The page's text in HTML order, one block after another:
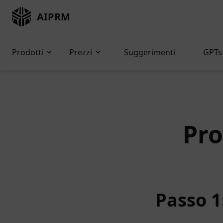
AIPRM
Prodotti Prezzi Suggerimenti
Passo